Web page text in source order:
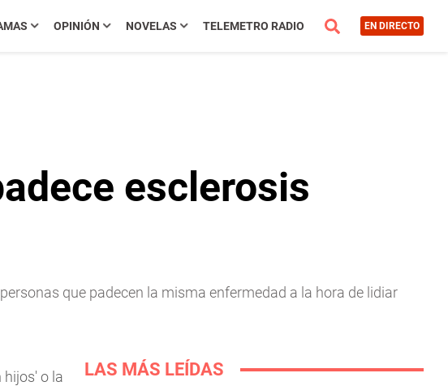
OPINIÓN NOVELAS TELEMETRO RADIO EN DIRECTO
esclerosis
que padecen la misma enfermedad a la hora de lidiar
o la
LAS MÁS LEÍDAS